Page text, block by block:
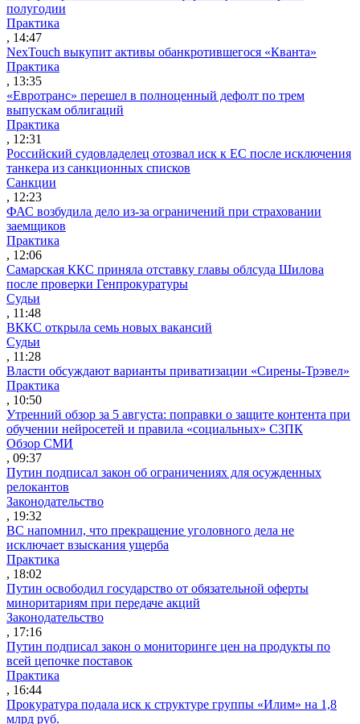
полугодии
Практика
, 14:47
NexTouch выкупит активы обанкротившегося «Кванта»
Практика
, 13:35
«Евротранс» перешел в полноценный дефолт по трем
выпускам облигаций
Практика
, 12:31
Российский судовладелец отозвал иск к ЕС после исключения
танкера из санкционных списков
Санкции
, 12:23
ФАС возбудила дело из-за ограничений при страховании
заемщиков
Практика
, 12:06
Самарская ККС приняла отставку главы облсуда Шилова
после проверки Генпрокуратуры
Судьи
, 11:48
ВККС открыла семь новых вакансий
Судьи
, 11:28
Власти обсуждают варианты приватизации «Сирены-Трэвел»
Практика
, 10:50
Утренний обзор за 5 августа: поправки о защите контента при
обучении нейросетей и правила «социальных» СЗПК
Обзор СМИ
, 09:37
Путин подписал закон об ограничениях для осужденных
релокантов
Законодательство
, 19:32
ВС напомнил, что прекращение уголовного дела не
исключает взыскания ущерба
Практика
, 18:02
Путин освободил государство от обязательной оферты
миноритариям при передаче акций
Законодательство
, 17:16
Путин подписал закон о мониторинге цен на продукты по
всей цепочке поставок
Практика
, 16:44
Прокуратура подала иск к структуре группы «Илим» на 1,8
млрд руб.